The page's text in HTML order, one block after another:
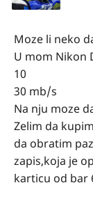
Moze li neko
U mom Nikon
10
30 mb/s
Na nju moze
Zelim da
da obratim
zapis,koja je
karticu od bar